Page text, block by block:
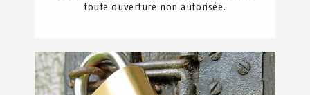
toute ouverture non autorisée.